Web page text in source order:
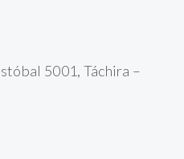
5001, Táchira –